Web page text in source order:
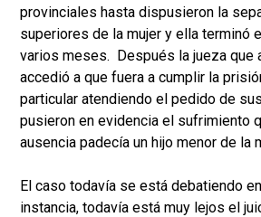
provinciales hasta dispusieron la
superiores de la mujer y ella terminó
varios meses. Después la jueza que
accedió a que fuera a cumplir la
particular atendiendo el pedido de
pusieron en evidencia el sufrimiento
ausencia padecía un hijo menor de la
El caso todavía se está debatiendo
instancia, todavía está muy lejos el